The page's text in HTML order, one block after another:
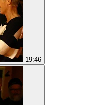
19:46